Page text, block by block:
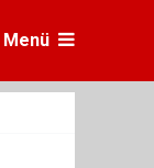
Menü